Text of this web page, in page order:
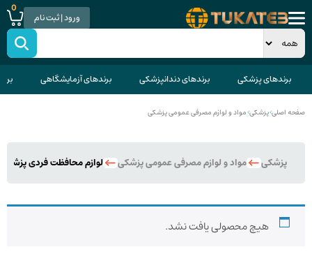
ورود | ثبت نام
0
برندهای پزشکی برندهای دندانپزشکی برندهای آزمایشگاهی
صفحه اصلی>پزشکی>مواد و لوازم مصرفی عمومی پزشکی
پزشکی مواد و لوازم مصرفی عمومی پزشکی لوازم محافظت فردی پزشکی
هیچ محصولی یافت نشد.